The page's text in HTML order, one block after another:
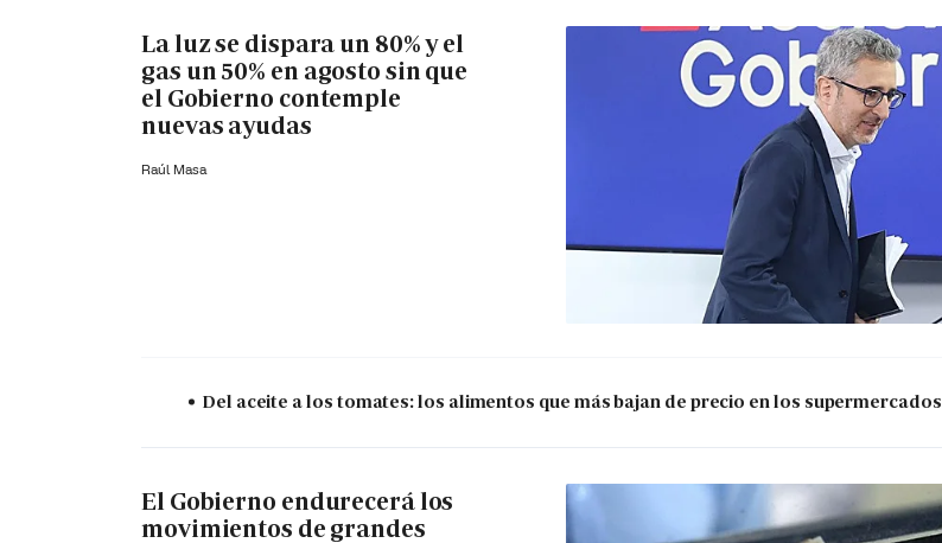
La luz se dispara un 80% y el
gas un 50% en agosto sin que
el Gobierno contemple
nuevas ayudas
Raúl Masa
Del aceite a los tomates: los alimentos que más bajan de precio en los supermercados
El Gobierno endurecerá los
movimientos de grandes